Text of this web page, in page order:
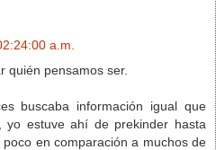
a.m.
quién pensamos ser.
buscaba información igual que
yo estuve ahí de prekinder hasta
en comparación a muchos de